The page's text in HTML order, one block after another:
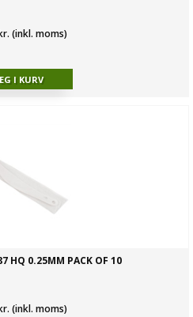
(inkl. moms)
HQ 0.25MM PACK OF 10
(inkl. moms)